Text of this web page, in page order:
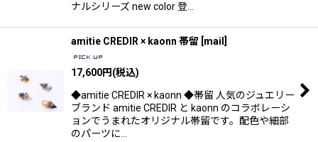
ナルシリーズ new color 登…
amitie CREDIR × kaonn 帯留 mail
17,600円(税込)
◆amitie CREDIR × kaonn ◆帯留 人気のジュエリー
ブランド amitie CREDIR と kaonn のコラボレーシ
ョンでうまれたオリジナル帯留です。配色や細部
のパーツに…